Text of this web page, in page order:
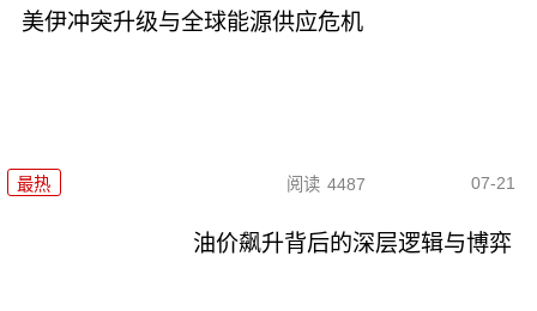
美伊冲突升级与全球能源供应危机
最热 阅读 4487 07-21
油价飙升背后的深层逻辑与博弈